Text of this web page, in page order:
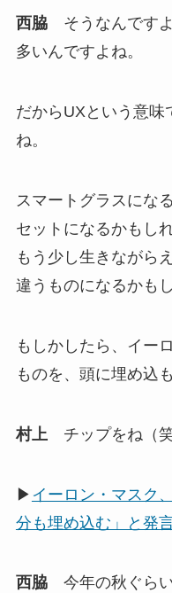
西脇そうなんですよ
多いんですよね。
だからUXという意味
ね。
スマートグラスにな
セットになるかもし
もう少し生きながら
違うものになるかも
もしかしたら、イー
ものを、頭に埋め込
村上 チップをね（笑
▶ イーロン・マスク
分も埋め込む」と発
西脇今年の秋ぐらい